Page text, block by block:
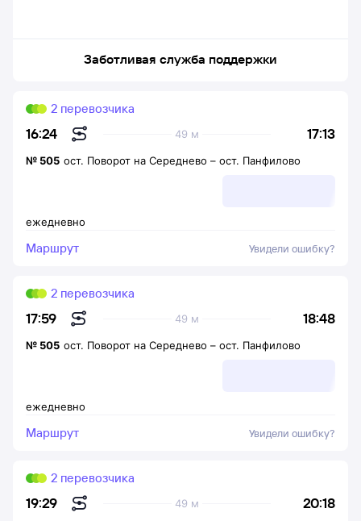
Заботливая служба поддержки
16:24 17:13
49 м
2 перевозчика
ежедневно
№ 505 ост. Поворот на Середнево – ост. Панфилово
Маршрут Увидели ошибку?
17:59 18:48
49 м
2 перевозчика
ежедневно
№ 505 ост. Поворот на Середнево – ост. Панфилово
Маршрут Увидели ошибку?
19:29 20:18
49 м
2 перевозчика